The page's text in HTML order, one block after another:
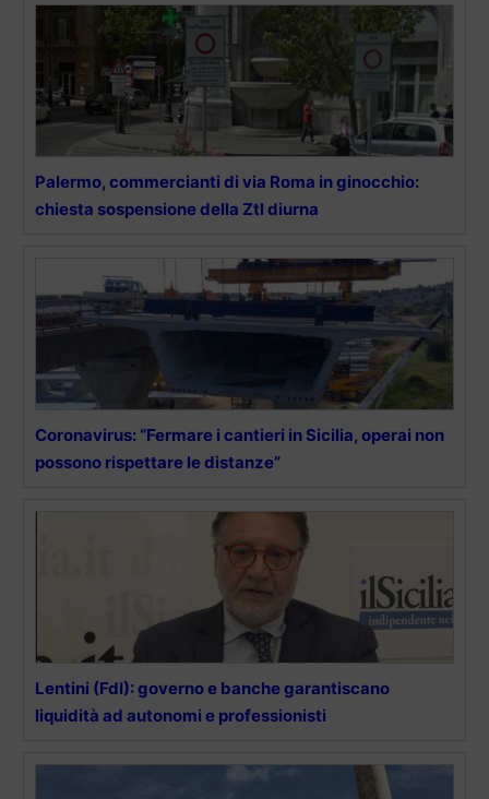
Palermo, commercianti di via Roma in ginocchio:
chiesta sospensione della Ztl diurna
Coronavirus: “Fermare i cantieri in Sicilia, operai non
possono rispettare le distanze”
Lentini (FdI): governo e banche garantiscano
liquidità ad autonomi e professionisti